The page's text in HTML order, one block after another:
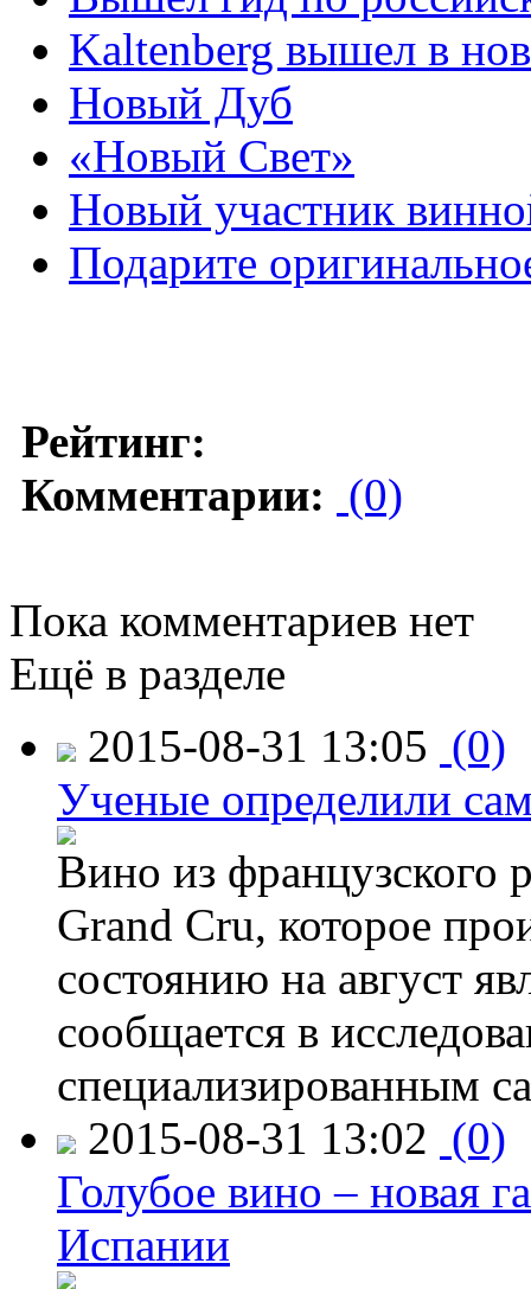
Kaltenberg вышел в
Новый Дуб
«Новый Свет»
Новый участник
Подарите
Рейтинг:
Комментарии: (0)
Пока комментариев нет
Ещё в разделе
2015-08-31 13:05 (0)
Ученые определили
Вино из французского
Grand Cru, которое
состоянию на август
сообщается в
специализированным
2015-08-31 13:02 (0)
Голубое вино – новая
Испании